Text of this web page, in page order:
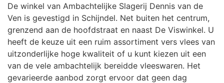
De winkel van Ambachtelijke Slagerij Dennis van de
Ven is gevestigd in Schijndel. Net buiten het centrum,
grenzend aan de hoofdstraat en naast De Viswinkel. U
heeft de keuze uit een ruim assortiment vers vlees van
uitzonderlijke hoge kwaliteit of u kunt kiezen uit een
van de vele ambachtelijk bereidde vleeswaren. Het
gevarieerde aanbod zorgt ervoor dat geen dag